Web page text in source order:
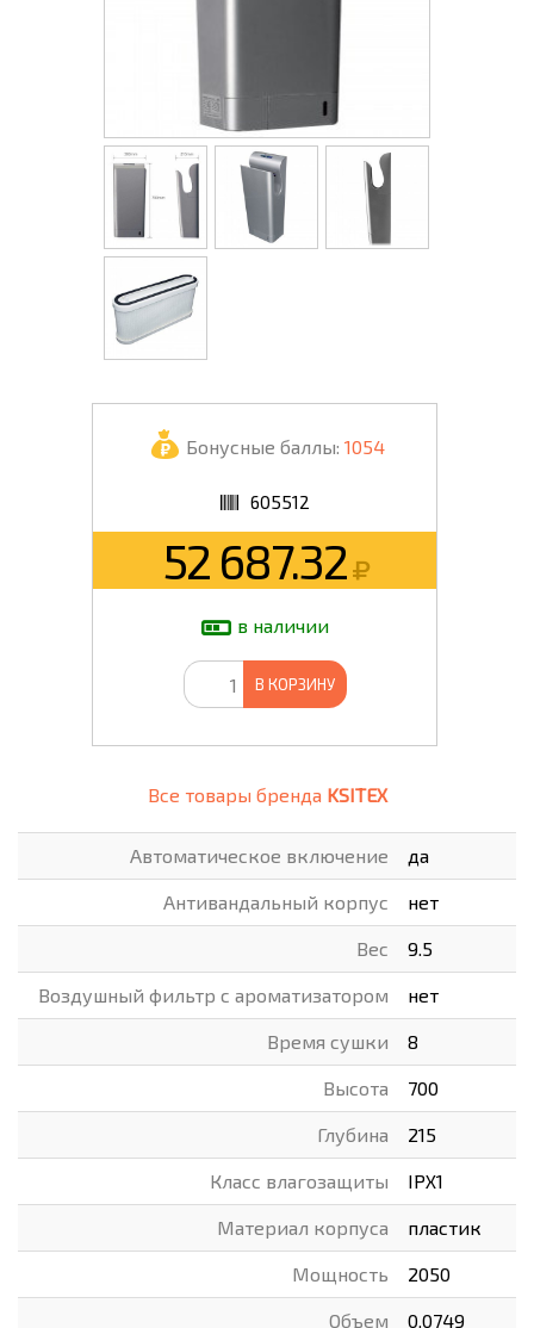
Бонусные баллы: 1054
605512
52 687.32
в наличии
В КОРЗИНУ
Все товары бренда KSITEX
Автоматическое включение да
Антивандальный корпус нет
Вес 9.5
Воздушный фильтр с ароматизатором нет
Время сушки 8
Высота 700
Глубина 215
Класс влагозащиты IPX1
Материал корпуса пластик
Мощность 2050
Объем 0.0749